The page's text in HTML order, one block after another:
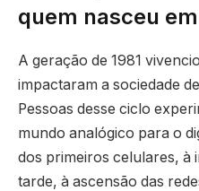
quem nasceu em
A geração de 1981
impactaram a sociedade
Pessoas desse ciclo
mundo analógico para o
dos primeiros celulares, à
tarde, à ascensão das